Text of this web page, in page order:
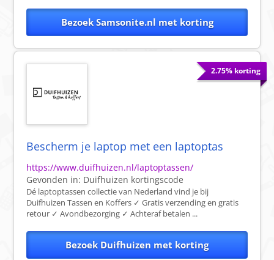
Bezoek Samsonite.nl met korting
2.75% korting
Bescherm je laptop met een laptoptas
https://www.duifhuizen.nl/laptoptassen/
Gevonden in: Duifhuizen kortingscode
Dé laptoptassen collectie van Nederland vind je bij
Duifhuizen Tassen en Koffers ✓ Gratis verzending en gratis
retour ✓ Avondbezorging ✓ Achteraf betalen ...
Bezoek Duifhuizen met korting